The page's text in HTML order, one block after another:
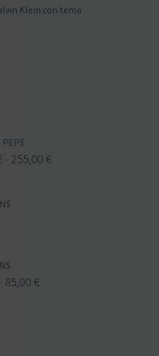
Klein con tema
PEPE
255,00 €
85,00 €